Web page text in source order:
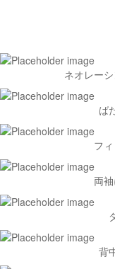
ネオレー
ば
フ
両
背